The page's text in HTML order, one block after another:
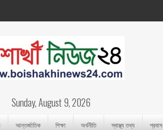
Sunday, August 9, 2026
আন্তর্জাতিক শিক্ষা অর্থনীতি স্বাস্থ্য তথ্য প্রবাস